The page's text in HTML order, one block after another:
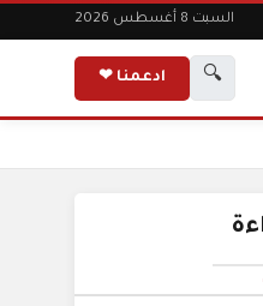
السبت 8 أغسطس 2026
🔍 ادعمنا ❤